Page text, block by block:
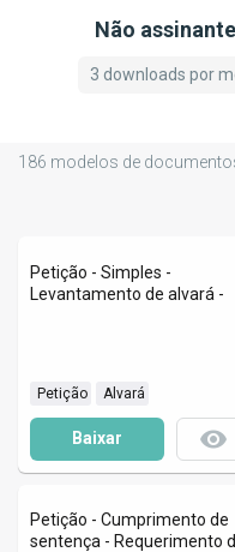
Não
3 downloads por
186 modelos de
Petição - Simples -
Levantamento de alvará -
Petição Alvará
Baixar remove_red_eye
Petição - Cumprimento de
sentença - Requerimento